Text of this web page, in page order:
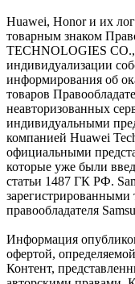
Huawei, Honor и их
товарным знаком
TECHNOLOGIES
индивидуализации
информирования об
товаров
неавторизованных
индивидуальными
компанией Huawei
официальными
которые уже были
статьи 1487 ГК РФ.
правообладателя
Информация
офертой,
Контент,